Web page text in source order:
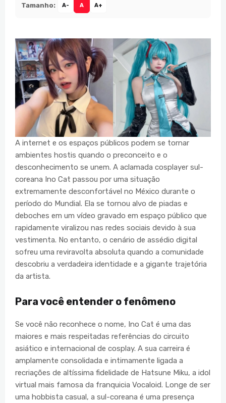
Tamanho: A- A A+
A internet e os espaços públicos podem se tornar
ambientes hostis quando o preconceito e o
desconhecimento se unem. A aclamada cosplayer sul-
coreana Ino Cat passou por uma situação
extremamente desconfortável no México durante o
período do Mundial. Ela se tornou alvo de piadas e
deboches em um vídeo gravado em espaço público que
rapidamente viralizou nas redes sociais devido à sua
vestimenta. No entanto, o cenário de assédio digital
sofreu uma reviravolta absoluta quando a comunidade
descobriu a verdadeira identidade e a gigante trajetória
da artista.
Para você entender o fenômeno
Se você não reconhece o nome, Ino Cat é uma das
maiores e mais respeitadas referências do circuito
asiático e internacional de cosplay. A sua carreira é
amplamente consolidada e intimamente ligada a
recriações de altíssima fidelidade de Hatsune Miku, a idol
virtual mais famosa da franquicia Vocaloid. Longe de ser
uma hobbista casual, a sul-coreana é uma presença